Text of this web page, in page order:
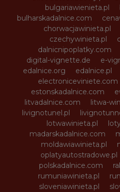
bulgariawienieta.pl
bulharskadalnice.com
chorwacjawinieta.pl
czechywinieta.pl
dalnicnipoplatky.com
digital-vignette.de
e-
edalnice.org
edalnice.pl
electroniceviniete.com
estonskadalnice.com
litvadalnice.com
litwa-
livignotunel.pl
lotwawinieta.pl
madarskadalnice.com
moldawiawinieta.pl
oplatyautostradowe.pl
polskadalnice.com
rumuniawinieta.pl
sloveniawinieta.pl